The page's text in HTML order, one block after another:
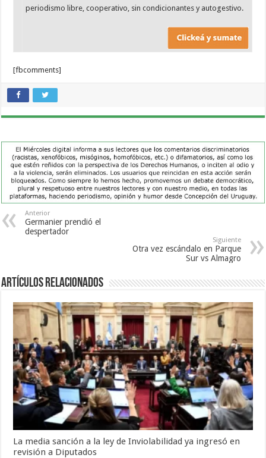
periodismo libre, cooperativo, sin condicionantes y autogestivo.
[fbcomments]
Anterior
Germanier prendió el
despertador
Siguiente
Otra vez escándalo en Parque
Sur vs Almagro
Artículos Relacionados
La media sanción a la ley de Inviolabilidad ya ingresó en
revisión a Diputados